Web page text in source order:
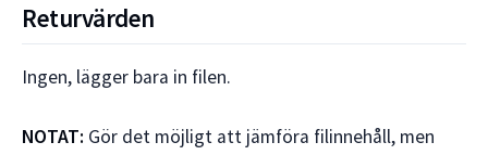
Returvärden
Ingen, lägger bara in filen.
NOTAT: Gör det möjligt att jämföra filinnehåll, men